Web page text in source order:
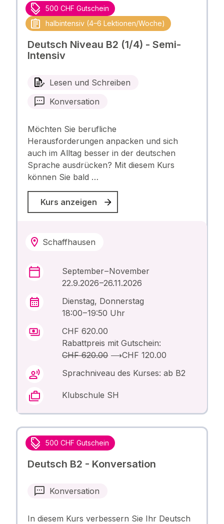
500 CHF Gutschein
halbintensiv (4–6 Lektionen/Woche)
Deutsch Niveau B2 (1/4) - Semi-
Intensiv
Lesen und Schreiben
Konversation
Möchten Sie berufliche
Herausforderungen anpacken und sich
auch im Alltag besser in der deutschen
Sprache ausdrücken? Mit diesem Kurs
können Sie bald …
Kurs anzeigen
Schaffhausen
September – November
22.9.2026 –26.11.2026
Dienstag, Donnerstag
18:00 – 19:50 Uhr
CHF 620.00
Rabattpreis mit Gutschein:
CHF 620.00⟶CHF 120.00
Sprachniveau des Kurses: ab B2
Klubschule SH
500 CHF Gutschein
Deutsch B2 - Konversation
Konversation
In diesem Kurs verbessern Sie Ihr Deutsch